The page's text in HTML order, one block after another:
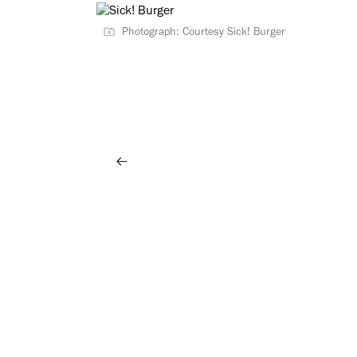
Photograph: Courtesy Sick! Burger